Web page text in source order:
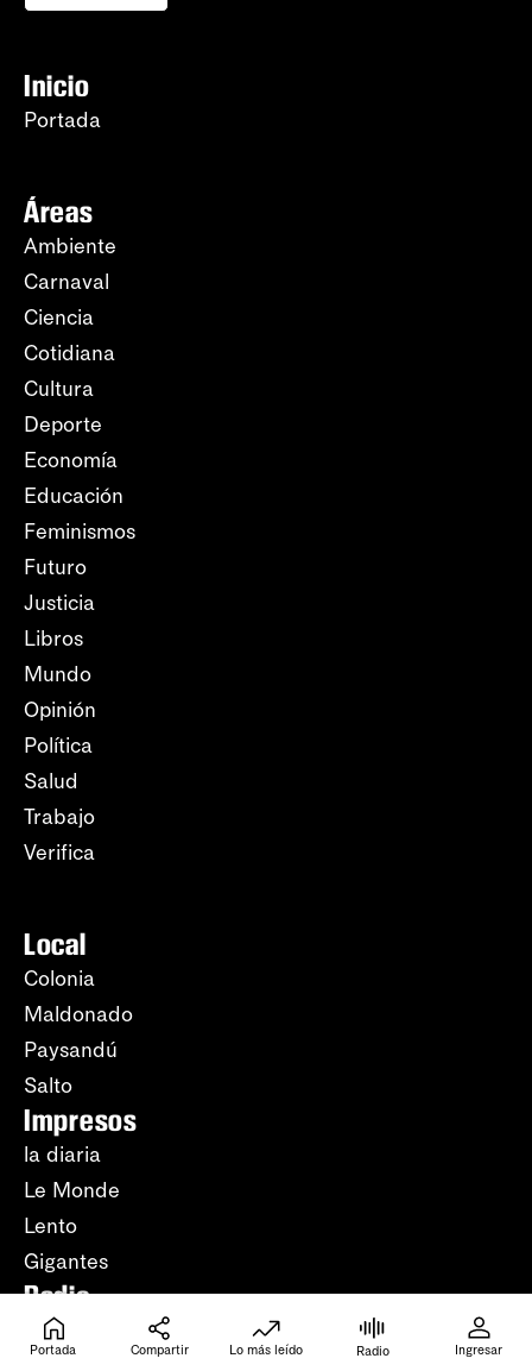
Inicio
Portada
Áreas
Ambiente
Carnaval
Ciencia
Cotidiana
Cultura
Deporte
Economía
Educación
Feminismos
Futuro
Justicia
Libros
Mundo
Opinión
Política
Salud
Trabajo
Verifica
Local
Colonia
Maldonado
Paysandú
Salto
Impresos
la diaria
Le Monde
Lento
Gigantes
Radio
Periodismo
Portada Compartir Lo más leído Radio Ingresar